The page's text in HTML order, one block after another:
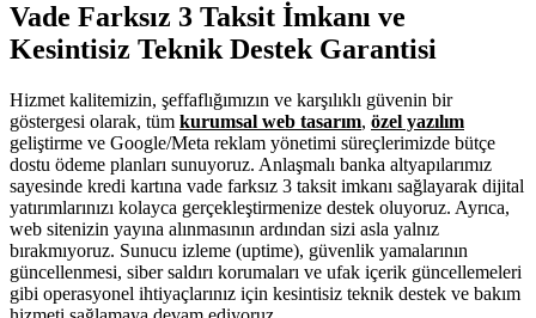
Vade Farksız 3 Taksit İmkanı ve
Kesintisiz Teknik Destek Garantisi
Hizmet kalitemizin, şeffaflığımızın ve karşılıklı güvenin bir
göstergesi olarak, tüm kurumsal web tasarım, özel yazılım
geliştirme ve Google/Meta reklam yönetimi süreçlerimizde bütçe
dostu ödeme planları sunuyoruz. Anlaşmalı banka altyapılarımız
sayesinde kredi kartına vade farksız 3 taksit imkanı sağlayarak dijital
yatırımlarınızı kolayca gerçekleştirmenize destek oluyoruz. Ayrıca,
web sitenizin yayına alınmasının ardından sizi asla yalnız
bırakmıyoruz. Sunucu izleme (uptime), güvenlik yamalarının
güncellenmesi, siber saldırı korumaları ve ufak içerik güncellemeleri
gibi operasyonel ihtiyaçlarınız için kesintisiz teknik destek ve bakım